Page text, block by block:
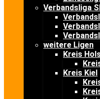
Verbandsliga
weitere Ligen
Kreis
Kreis Kiel